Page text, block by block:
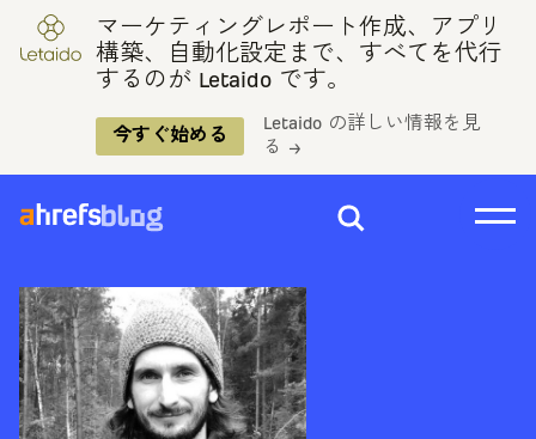
マーケティングレポート作成、アプリ
構築、自動化設定まで、すべてを代行
するのが Letaido です。
今すぐ始める
Letaido の詳しい情報を見
る →